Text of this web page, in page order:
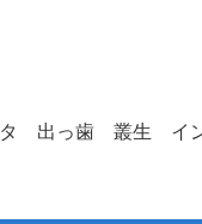
タ 出っ歯 叢生 イ